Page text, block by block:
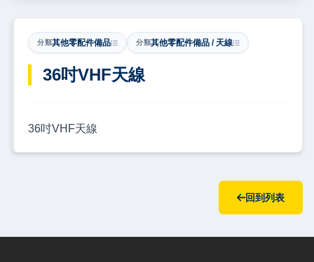
分類其他零配件備品 分類其他零配件備品 / 天線
36吋VHF天線
36吋VHF天線
回到列表